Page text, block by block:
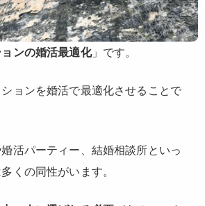
ンの婚活最適化」です。
ョンを婚活で最適化させることで
活パーティー、結婚相談所といっ
くの同性がいます。